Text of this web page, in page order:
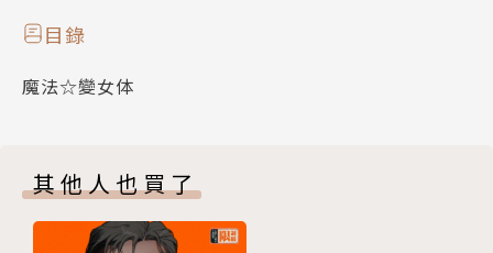
目錄
魔法☆變女体
其他人也買了